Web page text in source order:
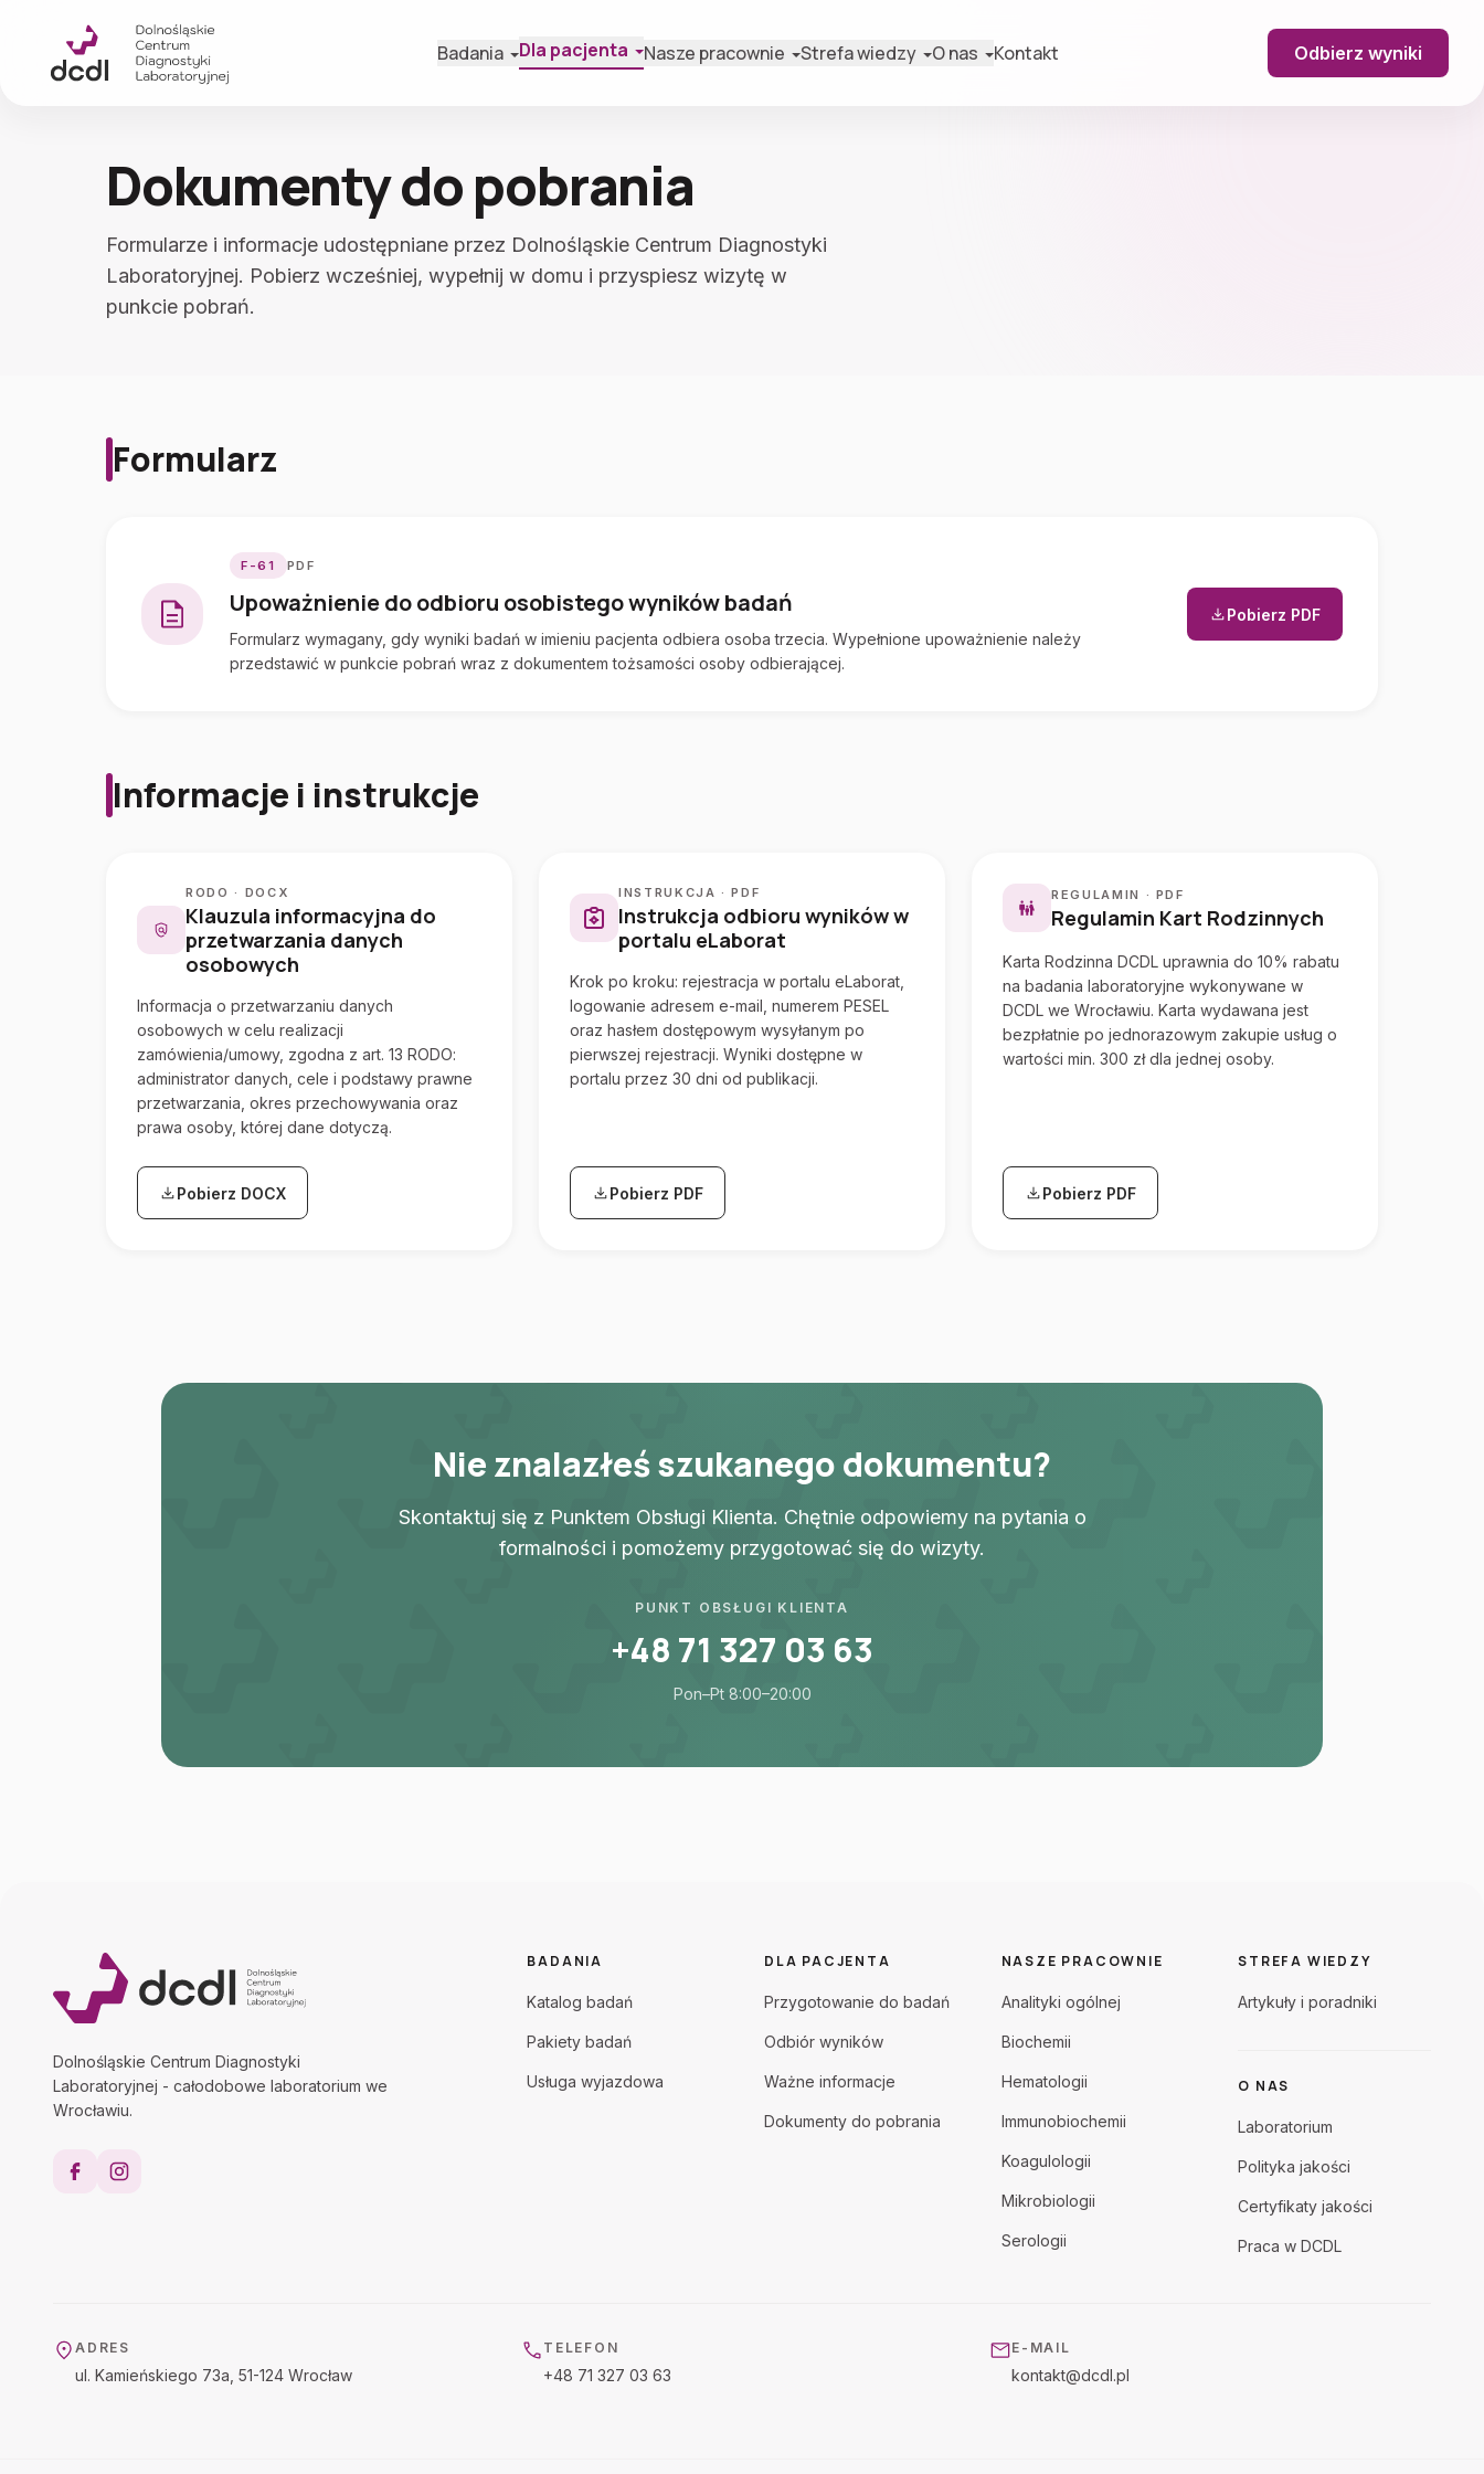
Badania Dla pacjenta Nasze pracownie Strefa wiedzy O nas Kontakt Odbierz wyniki
Dokumenty do pobrania
Formularze i informacje udostępniane przez Dolnośląskie Centrum Diagnostyki
Laboratoryjnej. Pobierz wcześniej, wypełnij w domu i przyspiesz wizytę w
punkcie pobrań.
Formularz
F-61 PDF
Upoważnienie do odbioru osobistego wyników badań
Formularz wymagany, gdy wyniki badań w imieniu pacjenta odbiera osoba trzecia. Wypełnione upoważnienie należy
przedstawić w punkcie pobrań wraz z dokumentem tożsamości osoby odbierającej.
Pobierz PDF
(otwiera się w nowej karcie)
Informacje i instrukcje
RODO · DOCX
Klauzula informacyjna do
przetwarzania danych
osobowych
Informacja o przetwarzaniu danych
osobowych w celu realizacji
zamówienia/umowy, zgodna z art. 13 RODO:
administrator danych, cele i podstawy prawne
przetwarzania, okres przechowywania oraz
prawa osoby, której dane dotyczą.
Pobierz DOCX
(plik zostanie pobrany)
INSTRUKCJA · PDF
Instrukcja odbioru wyników w
portalu eLaborat
Krok po kroku: rejestracja w portalu eLaborat,
logowanie adresem e-mail, numerem PESEL
oraz hasłem dostępowym wysyłanym po
pierwszej rejestracji. Wyniki dostępne w
portalu przez 30 dni od publikacji.
Pobierz PDF
(otwiera się w nowej karcie)
REGULAMIN · PDF
Regulamin Kart Rodzinnych
Karta Rodzinna DCDL uprawnia do 10% rabatu
na badania laboratoryjne wykonywane w
DCDL we Wrocławiu. Karta wydawana jest
bezpłatnie po jednorazowym zakupie usług o
wartości min. 300 zł dla jednej osoby.
Pobierz PDF
(otwiera się w nowej karcie)
Nie znalazłeś szukanego dokumentu?
Skontaktuj się z Punktem Obsługi Klienta. Chętnie odpowiemy na pytania o
formalności i pomożemy przygotować się do wizyty.
PUNKT OBSŁUGI KLIENTA
+48 71 327 03 63
Pon–Pt 8:00–20:00
Dolnośląskie Centrum Diagnostyki
Laboratoryjnej - całodobowe laboratorium we
Wrocławiu.
BADANIA
Katalog badań
Pakiety badań
Usługa wyjazdowa
DLA PACJENTA
Przygotowanie do badań
Odbiór wyników
Ważne informacje
Dokumenty do pobrania
NASZE PRACOWNIE
Analityki ogólnej
Biochemii
Hematologii
Immunobiochemii
Koagulologii
Mikrobiologii
Serologii
STREFA WIEDZY
Artykuły i poradniki
O NAS
Laboratorium
Polityka jakości
Certyfikaty jakości
Praca w DCDL
ADRES
ul. Kamieńskiego 73a, 51-124 Wrocław
TELEFON
+48 71 327 03 63
E-MAIL
kontakt@dcdl.pl